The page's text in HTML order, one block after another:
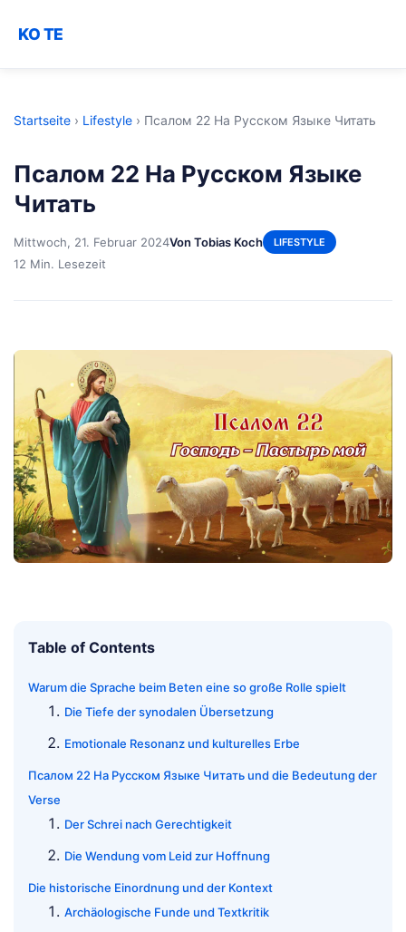
KO TE
Startseite › Lifestyle › Псалом 22 На Русском Языке Читать
Псалом 22 На Русском Языке
Читать
Mittwoch, 21. Februar 2024Von Tobias Koch LIFESTYLE
12 Min. Lesezeit
Table of Contents
Warum die Sprache beim Beten eine so große Rolle spielt
Die Tiefe der synodalen Übersetzung
Emotionale Resonanz und kulturelles Erbe
Псалом 22 На Русском Языке Читать und die Bedeutung der
Verse
Der Schrei nach Gerechtigkeit
Die Wendung vom Leid zur Hoffnung
Die historische Einordnung und der Kontext
Archäologische Funde und Textkritik